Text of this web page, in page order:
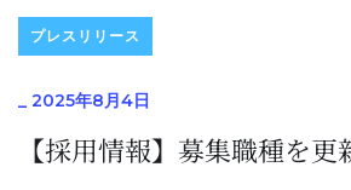
プレスリリース
_ 2025年8月4日
【採用情報】募集職種を更